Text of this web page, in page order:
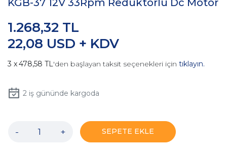
KGB-37 12V 33Rpm Redüktörlü Dc Motor
22,08 USD + KDV
1.268,32 TL
478,58 TL'den başlayan taksit seçenekleri için tıklayın.
2iş gününde kargoda
- + SEPETE EKLE